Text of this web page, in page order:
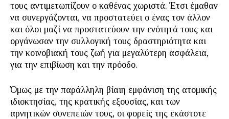
τους αντιμετωπίζουν ο καθένας χωριστά. Έτσι έμαθαν
να συνεργάζονται, να προστατεύει ο ένας τον άλλον
και όλοι μαζί να προστατεύουν την ενότητά τους και
οργάνωσαν την συλλογική τους δραστηριότητα και
την κοινοβιακή τους ζωή για μεγαλύτερη ασφάλεια,
για την επιβίωση και την πρόοδο.
Όμως με την παράλληλη βίαιη εμφάνιση της ατομικής
ιδιοκτησίας, της κρατικής εξουσίας, και των
αρνητικών συνεπειών τους, οι φορείς της εκάστοτε